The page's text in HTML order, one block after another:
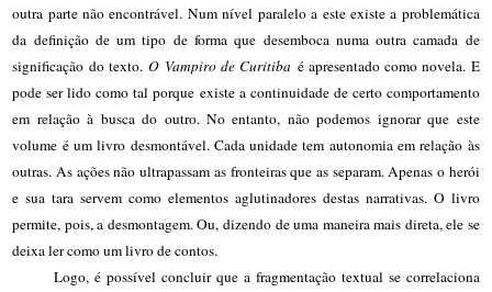
outra parte não encontrável. Num nível paralelo a este existe a problemática
da definição de um tipo de forma que desemboca numa outra camada de
significação do texto. O Vampiro de Curitiba é apresentado como novela. E
pode ser lido como tal porque existe a continuidade de certo comportamento
em relação à busca do outro. No entanto, não podemos ignorar que este
volume é um livro desmontável. Cada unidade tem autonomia em relação às
outras. As ações não ultrapassam as fronteiras que as separam. Apenas o herói
e sua tara servem como elementos aglutinadores destas narrativas. O livro
permite, pois, a desmontagem. Ou, dizendo de uma maneira mais direta, ele se
deixa ler como um livro de contos.
Logo, é possível concluir que a fragmentação textual se correlaciona